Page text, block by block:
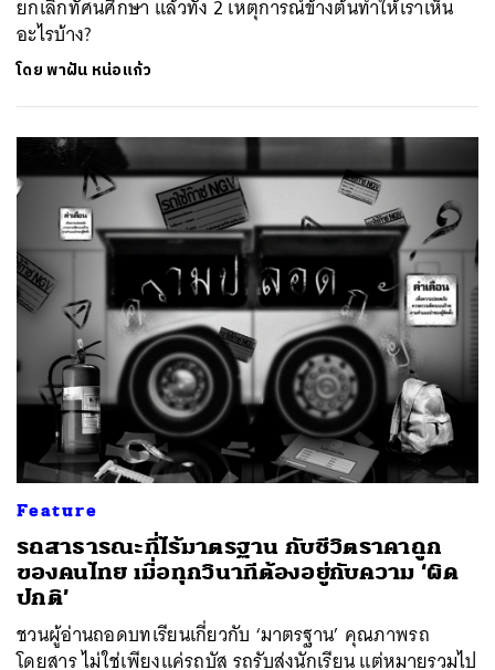
ยกเลิกทัศนศึกษา แล้วทั้ง 2 เหตุการณ์ข้างต้นทำให้เราเห็น
อะไรบ้าง?
โดยพาฝัน หน่อแก้ว
Feature
รถสาธารณะที่ไร้มาตรฐาน กับชีวิตราคาถูก
ของคนไทย เมื่อทุกวินาทีต้องอยู่กับความ ‘ผิด
ปกติ’
ชวนผู้อ่านถอดบทเรียนเกี่ยวกับ ‘มาตรฐาน’ คุณภาพรถ
โดยสาร ไม่ใช่เพียงแค่รถบัส รถรับส่งนักเรียน แต่หมายรวมไป
SHARE TWEET LINE EMAIL